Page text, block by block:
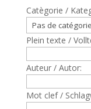
Catègorie /
Plein texte /
Auteur / Autor:
Mot clef /